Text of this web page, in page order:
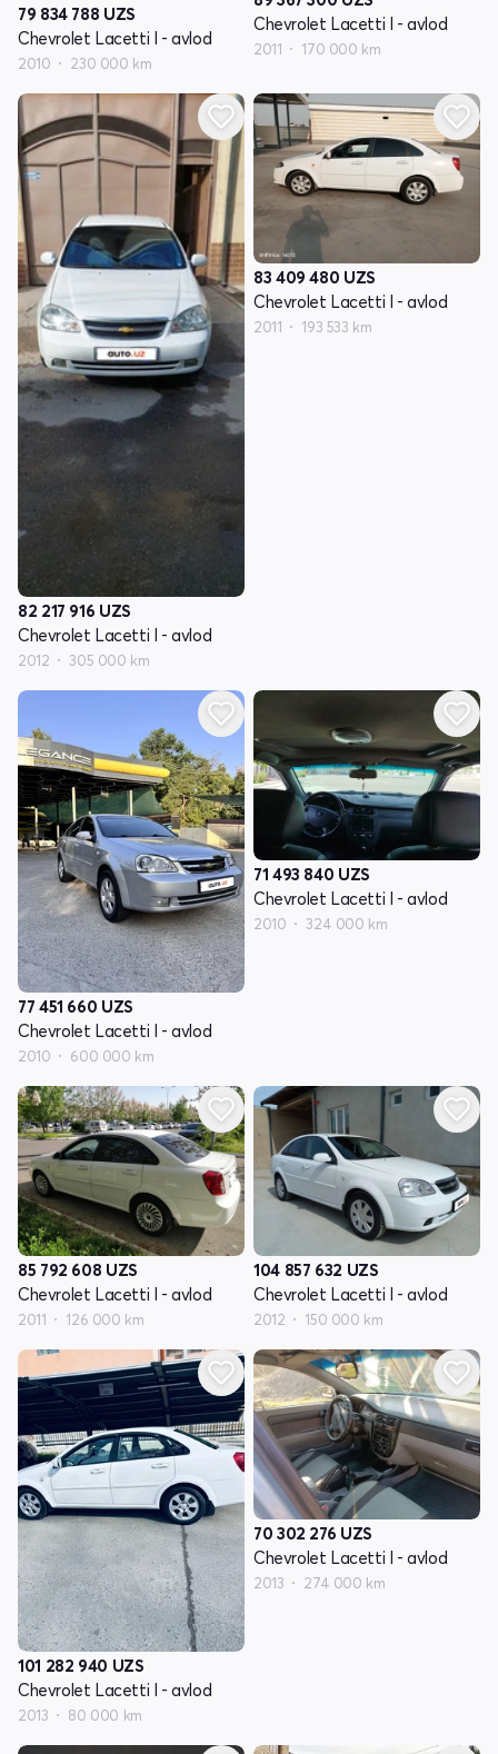
79 834 788 UZS
Chevrolet Lacetti I - avlod
2010 230 000 km
Chevrolet Lacetti I - avlod
2011 170 000 km
82 217 916 UZS
Chevrolet Lacetti I - avlod
2012 305 000 km
83 409 480 UZS
Chevrolet Lacetti I - avlod
2011 193 533 km
77 451 660 UZS
Chevrolet Lacetti I - avlod
2010 600 000 km
71 493 840 UZS
Chevrolet Lacetti I - avlod
2010 324 000 km
85 792 608 UZS
Chevrolet Lacetti I - avlod
2011 126 000 km
104 857 632 UZS
Chevrolet Lacetti I - avlod
2012 150 000 km
101 282 940 UZS
Chevrolet Lacetti I - avlod
2013 80 000 km
70 302 276 UZS
Chevrolet Lacetti I - avlod
2013 274 000 km